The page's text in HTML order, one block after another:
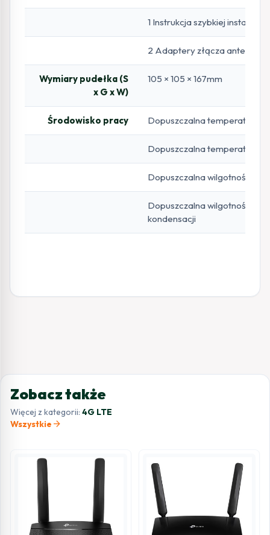
1 Instrukcja szybkiej instalacji
2 Adaptery złącza
Wymiary pudełka (S
x G x W)
105 × 105 × 167mm
Środowisko pracy Dopuszczalna temperatura
Dopuszczalna temperatura
Dopuszczalna wilgotność
Dopuszczalna wilgotność
kondensacji
Zobacz także
Więcej z kategorii: 4G LTE
Wszystkie arrow_forward